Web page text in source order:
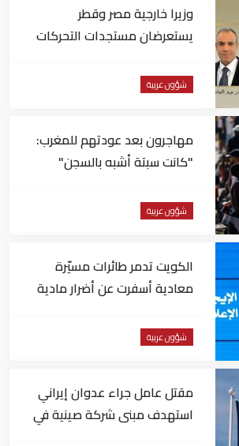
وزيرا خارجية مصر وقطر
يستعرضان مستجدات التحركات
شؤون عربية
مهاجرون بعد عودتهم للمغرب:
"كانت سبتة أشبه بالسجن"
شؤون عربية
الكويت تدمر طائرات مسيّرة
معادية أسفرت عن أضرار مادية
شؤون عربية
مقتل عامل جراء عدوان إيراني
استهدف مبنى شركة صينية في